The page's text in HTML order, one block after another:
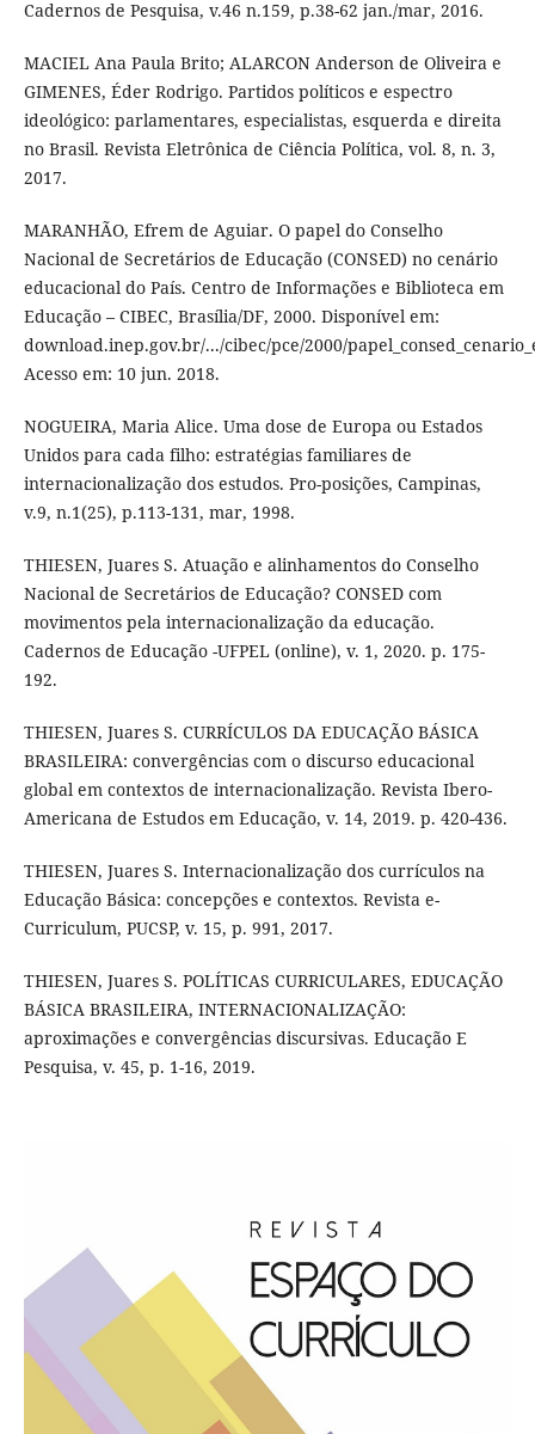
Cadernos de Pesquisa, v.46 n.159, p.38-62 jan./mar, 2016.
MACIEL Ana Paula Brito; ALARCON Anderson de Oliveira e
GIMENES, Éder Rodrigo. Partidos políticos e espectro
ideológico: parlamentares, especialistas, esquerda e direita
no Brasil. Revista Eletrônica de Ciência Política, vol. 8, n. 3,
2017.
MARANHÃO, Efrem de Aguiar. O papel do Conselho
Nacional de Secretários de Educação (CONSED) no cenário
educacional do País. Centro de Informações e Biblioteca em
Educação – CIBEC, Brasília/DF, 2000. Disponível em:
download.inep.gov.br/.../cibec/pce/2000/
Acesso em: 10 jun. 2018.
NOGUEIRA, Maria Alice. Uma dose de Europa ou Estados
Unidos para cada filho: estratégias familiares de
internacionalização dos estudos. Pro-posições, Campinas,
v.9, n.1(25), p.113-131, mar, 1998.
THIESEN, Juares S. Atuação e alinhamentos do Conselho
Nacional de Secretários de Educação? CONSED com
movimentos pela internacionalização da educação.
Cadernos de Educação -UFPEL (online), v. 1, 2020. p. 175-
192.
THIESEN, Juares S. CURRÍCULOS DA EDUCAÇÃO BÁSICA
BRASILEIRA: convergências com o discurso educacional
global em contextos de internacionalização. Revista Ibero-
Americana de Estudos em Educação, v. 14, 2019. p. 420-436.
THIESEN, Juares S. Internacionalização dos currículos na
Educação Básica: concepções e contextos. Revista e-
Curriculum, PUCSP, v. 15, p. 991, 2017.
THIESEN, Juares S. POLÍTICAS CURRICULARES, EDUCAÇÃO
BÁSICA BRASILEIRA, INTERNACIONALIZAÇÃO:
aproximações e convergências discursivas. Educação E
Pesquisa, v. 45, p. 1-16, 2019.